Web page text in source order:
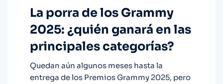
La porra de los Grammy
2025: ¿quién ganará en las
principales categorías?
Quedan aún algunos meses hasta la
entrega de los Premios Grammy 2025, pero